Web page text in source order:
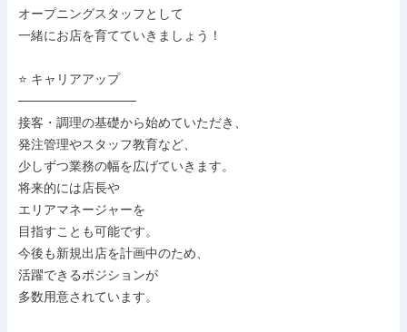
オープニングスタッフとして
一緒にお店を育てていきましょう！
⭐ キャリアアップ
─────────────
接客・調理の基礎から始めていただき、
発注管理やスタッフ教育など、
少しずつ業務の幅を広げていきます。
将来的には店長や
エリアマネージャーを
目指すことも可能です。
今後も新規出店を計画中のため、
活躍できるポジションが
多数用意されています。